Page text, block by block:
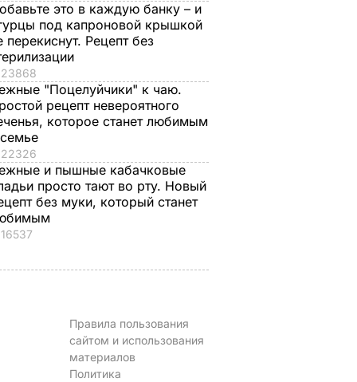
Смешайте это с
мукой – и целая гора
мягких, словно пух,
пирожков готова.
Самый лучший
рецепт
это в каждую банку – и
под капроновой крышкой
перекиснут. Рецепт без
23868
"Поцелуйчики" к чаю.
рецепт невероятного
которое станет любимым
22326
и пышные кабачковые
просто тают во рту. Новый
без муки, который станет
16537
Правила пользования
сайтом и использования
материалов
Политика